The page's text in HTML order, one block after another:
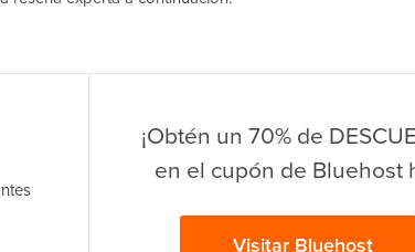
¡Obtén un 70% de
en el cupón de Bluehost
Visitar Bluehost